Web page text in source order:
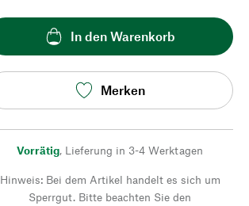
In den Warenkorb
Merken
Vorrätig, Lieferung in 3-4 Werktagen
Hinweis: Bei dem Artikel handelt es sich um
Sperrgut. Bitte beachten Sie den